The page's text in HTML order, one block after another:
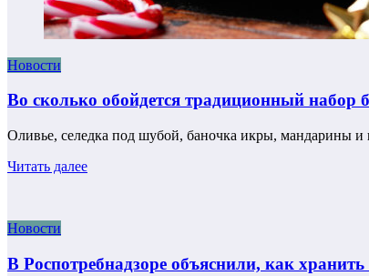
Новости
Во сколько обойдется традиционный набор
Оливье, селедка под шубой, баночка икры, мандарины
Читать далее
Новости
В Роспотребнадзоре объяснили, как